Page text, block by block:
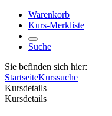
Warenkorb
Kurs-Merkliste
Suche
Sie befinden sich hier:
StartseiteKurssuche
Kursdetails
Kursdetails